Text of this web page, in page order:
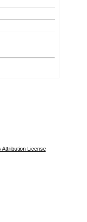
License